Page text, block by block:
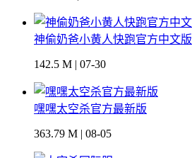
神偷奶爸小黄人快跑官方中文版
142.5 M | 07-30
嘿嘿太空杀官方最新版
363.79 M | 08-05